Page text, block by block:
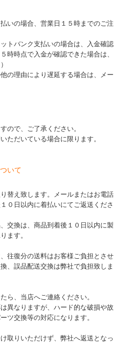
いの場合、営業日１５時までのご注
トバンク支払いの場合は、入金確認
時時点で入金が確認できた場合は、
の理由により遅延する場合は、メー
ので、ご了承ください。
ただいている場合に限ります。
いて
替え致します。メールまたはお電話
０日以内に着払いにてご返送くださ
交換は、商品到着後１０日以内に製
ます。
往復分の送料はお客様ご負担とさせ
、誤品配送交換は弊社で負担致しま
ら、当店へご連絡ください。
異なりますが、ハード的な破損や故
ツ交換等の対応になります。
取りいただけず、弊社へ返送となっ